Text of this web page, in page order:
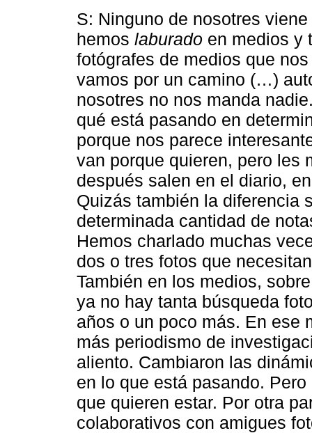
S: Ninguno de nosotres
hemos laburado en medios y
fotógrafes de medios que
vamos por un camino (…)
nosotres no nos manda
qué está pasando en
porque nos parece
van porque quieren, pero les
después salen en el diario,
Quizás también la diferencia
determinada cantidad de
Hemos charlado muchas
dos o tres fotos que
También en los medios,
ya no hay tanta búsqueda
años o un poco más. En ese
más periodismo de
aliento. Cambiaron las
en lo que está pasando.
que quieren estar. Por otra
colaborativos con amigues